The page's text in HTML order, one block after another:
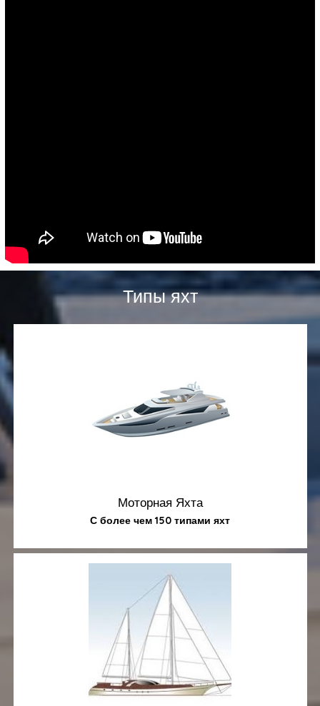
Типы яхт
Моторная Яхта
С более чем 150 типами яхт